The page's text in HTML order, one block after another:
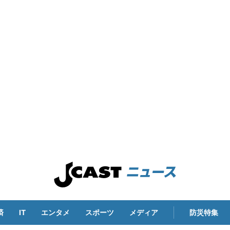
IT エンタメ スポーツ メディア 防災特集